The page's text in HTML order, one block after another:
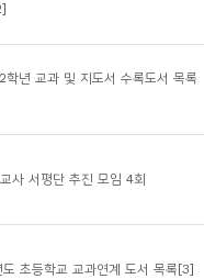
학년 교과 및 지도서 수록도서 목록
사 서평단 추진 모임 4회
초등학교 교과연계 도서 목록[3]